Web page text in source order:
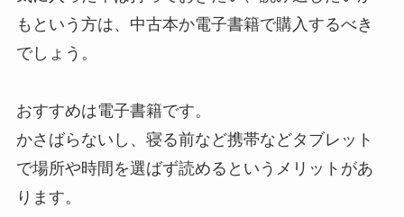
もという方は、中古本か電子書籍で購入するべき
でしょう。
おすすめは電子書籍です。
かさばらないし、寝る前など携帯などタブレット
で場所や時間を選ばず読めるというメリットがあ
ります。